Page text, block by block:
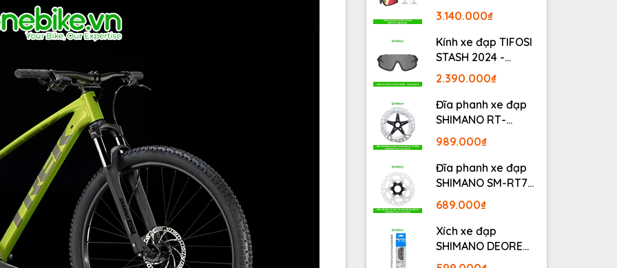
MATTE GUNMETAL
3.140.000₫
Kính xe đạp TIFOSI
STASH 2024 -
BLACKOUT
2.390.000₫
Đĩa phanh xe đạp
SHIMANO RT-
MT800 Center lock
Fullbox
989.000₫
Đĩa phanh xe đạp
SHIMANO SM-RT70
Center lock Fullbox
689.000₫
Xích xe đạp
SHIMANO DEORE
M6100 12S 126L